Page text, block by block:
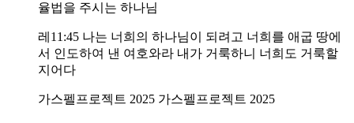
율법을 주시는 하나님
레11:45 나는 너희의 하나님이 되려고 너희를 애굽 땅에
서 인도하여 낸 여호와라 내가 거룩하니 너희도 거룩할
지어다
가스펠프로젝트 2025 가스펠프로젝트 2025